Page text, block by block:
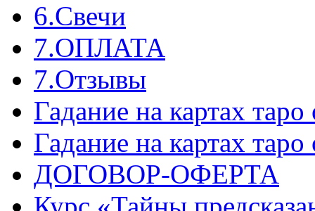
6.Свечи
7.ОПЛАТА
7.Отзывы
Гадание на картах
Гадание на картах
ДОГОВОР-ОФЕРТА